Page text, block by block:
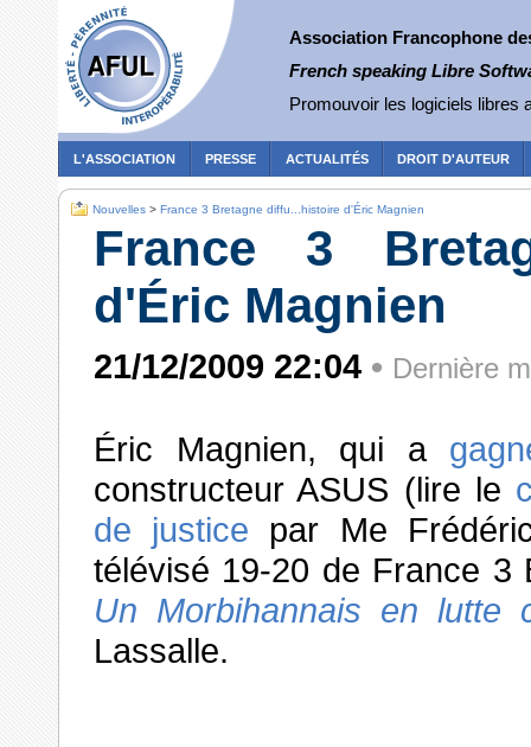
Association Francophone
French speaking Libre
Promouvoir les logiciels libres
L'ASSOCIATION PRESSE ACTUALITÉS DROIT D'AUTEUR
Nouvelles > France 3 Bretagne diffu...histoire d'Éric Magnien
France 3
d'Éric Magnien
21/12/2009 22:04 • Dernière
Éric Magnien, qui a
constructeur ASUS (lire le
de justice par Me
télévisé 19-20 de France
Un Morbihannais en lutte
Lassalle.